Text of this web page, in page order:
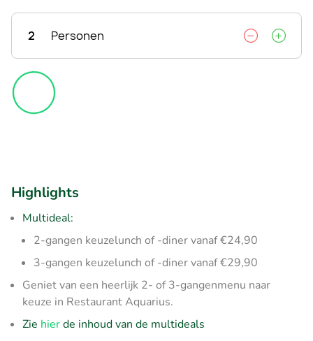
2 Personen
Highlights
Multideal:
2-gangen keuzelunch of -diner vanaf €24,90
3-gangen keuzelunch of -diner vanaf €29,90
Geniet van een heerlijk 2- of 3-gangenmenu naar
keuze in Restaurant Aquarius.
Zie hierde inhoud van de multideals